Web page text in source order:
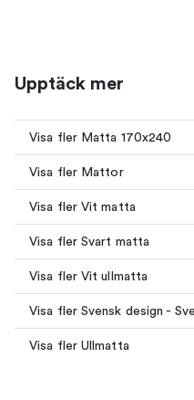
Upptäck mer
Visa fler Matta 170x240
Visa fler Mattor
Visa fler Vit matta
Visa fler Svart matta
Visa fler Vit ullmatta
Visa fler Svensk design -
Visa fler Ullmatta